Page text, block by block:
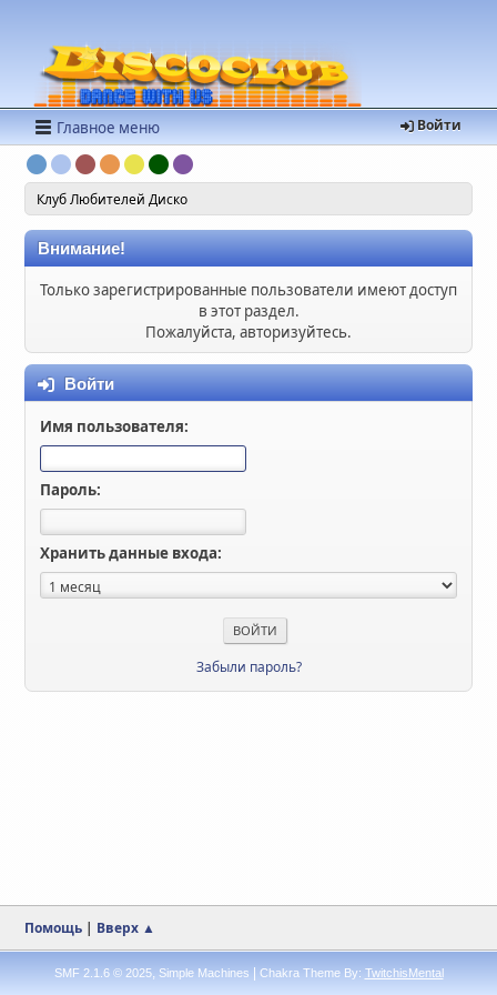
Войти
Главное меню
Клуб Любителей Диско
Внимание!
Только зарегистрированные пользователи имеют доступ
в этот раздел.
Пожалуйста, авторизуйтесь.
Войти
Имя пользователя:
Пароль:
Хранить данные входа:
Забыли пароль?
Помощь | Вверх ▲
SMF 2.1.6 © 2025, Simple Machines Chakra Theme By: TwitchisMental